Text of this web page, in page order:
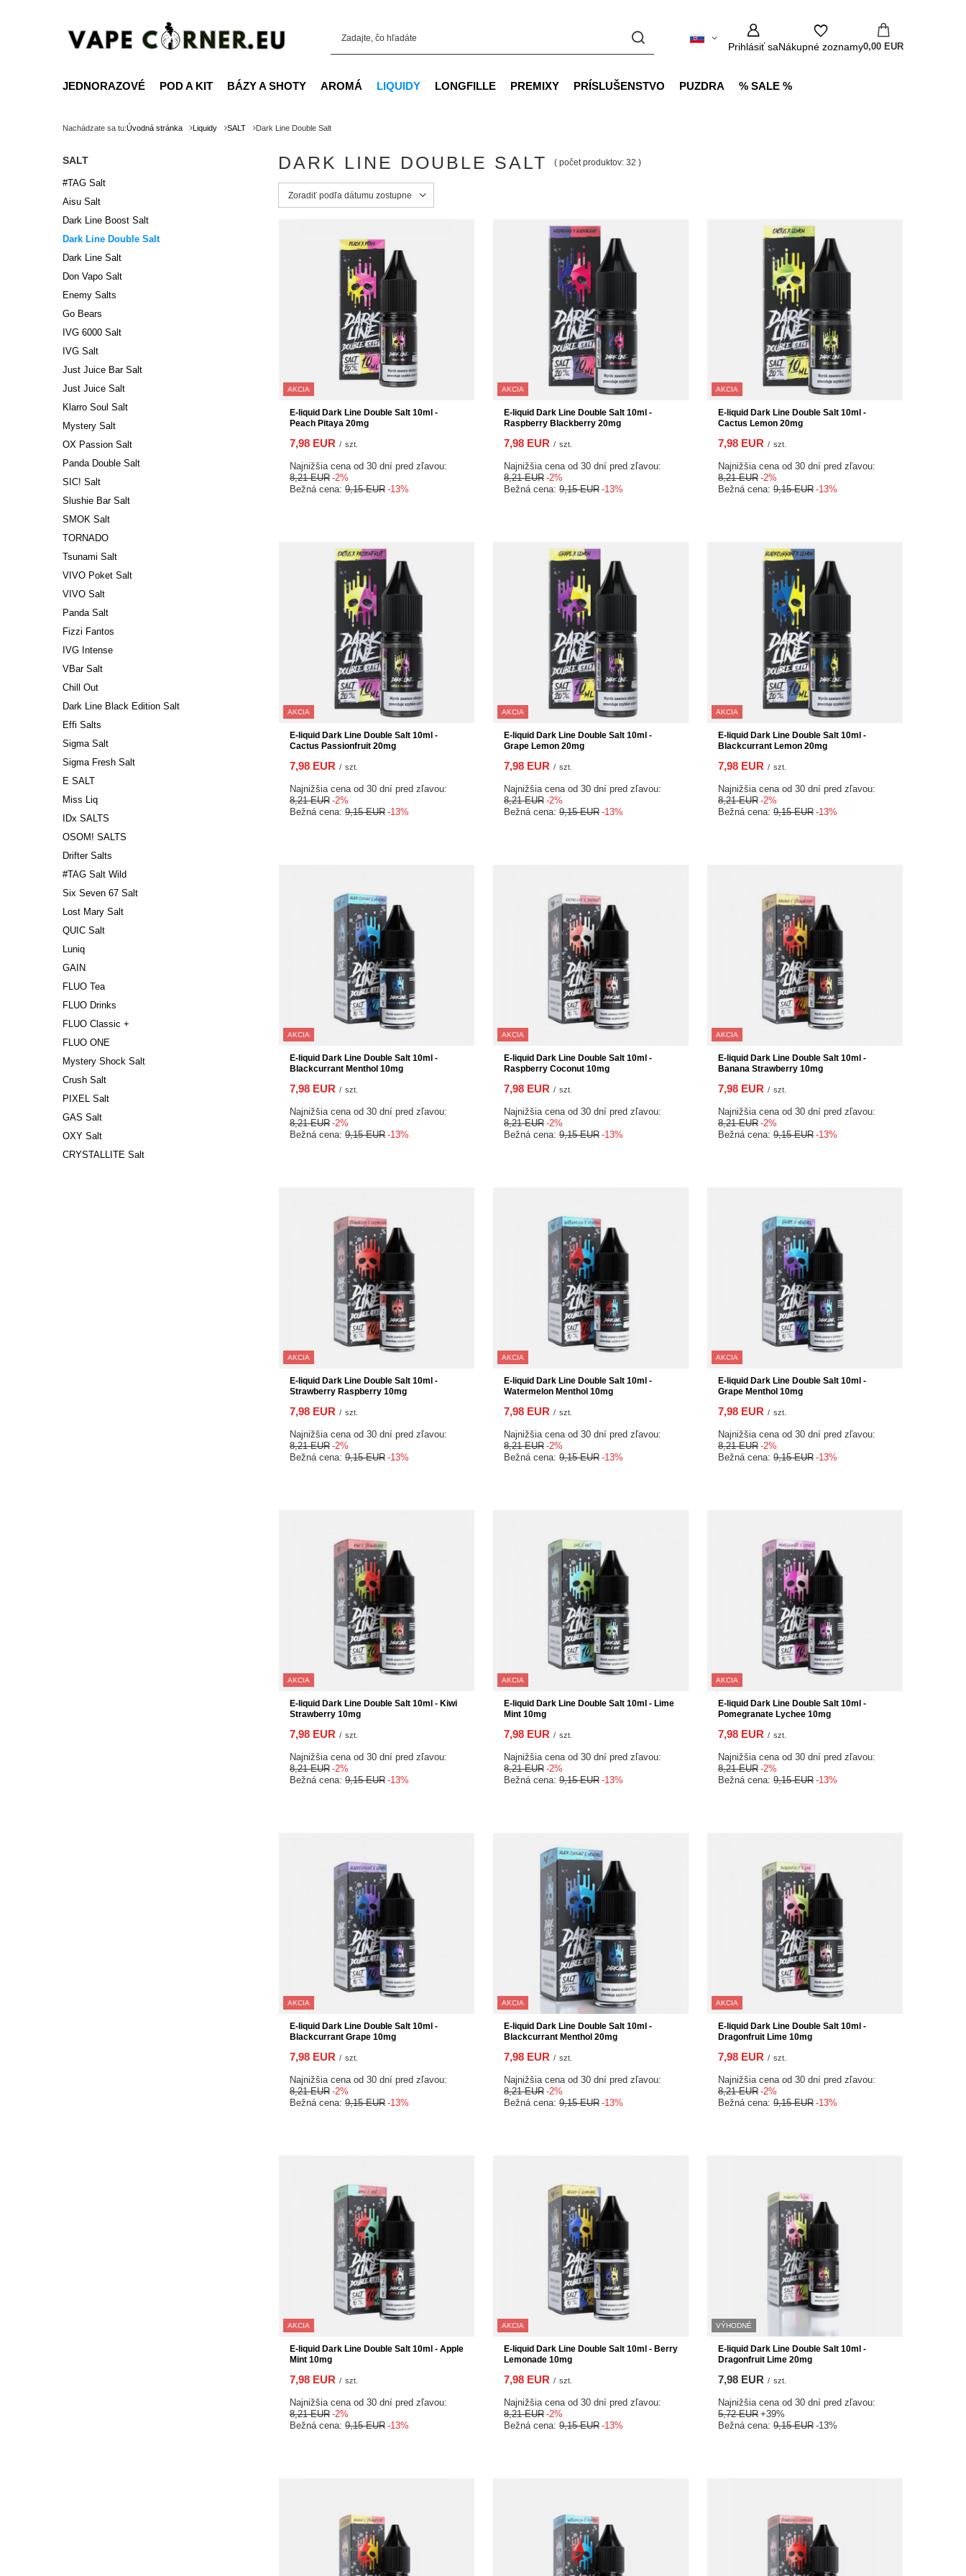
Prihlásiť saNákupné zoznamy0,00 EUR
JEDNORAZOVÉ POD A KIT BÁZY A SHOTY AROMÁ LIQUIDY LONGFILLE PREMIXY PRÍSLUŠENSTVO PUZDRA % SALE %
Nachádzate sa tu:Úvodná stránka Liquidy SALT Dark Line Double Salt
SALT
#TAG Salt
Aisu Salt
Dark Line Boost Salt
Dark Line Double Salt
Dark Line Salt
Don Vapo Salt
Enemy Salts
Go Bears
IVG 6000 Salt
IVG Salt
Just Juice Bar Salt
Just Juice Salt
Klarro Soul Salt
Mystery Salt
OX Passion Salt
Panda Double Salt
SIC! Salt
Slushie Bar Salt
SMOK Salt
TORNADO
Tsunami Salt
VIVO Poket Salt
VIVO Salt
Panda Salt
Fizzi Fantos
IVG Intense
VBar Salt
Chill Out
Dark Line Black Edition Salt
Effi Salts
Sigma Salt
Sigma Fresh Salt
E SALT
Miss Liq
IDx SALTS
OSOM! SALTS
Drifter Salts
#TAG Salt Wild
Six Seven 67 Salt
Lost Mary Salt
QUIC Salt
Luniq
GAIN
FLUO Tea
FLUO Drinks
FLUO Classic +
FLUO ONE
Mystery Shock Salt
Crush Salt
PIXEL Salt
GAS Salt
OXY Salt
CRYSTALLITE Salt
DARK LINE DOUBLE SALT ( počet produktov: 32 )
Zmień sortowanie
Zoradiť podľa dátumu zostupne
AKCIA
E-liquid Dark Line Double Salt 10ml -
Peach Pitaya 20mg
7,98 EUR / szt.
Najnižšia cena od 30 dní pred zľavou:
8,21 EUR -2%
Bežná cena: 9,15 EUR -13%
AKCIA
E-liquid Dark Line Double Salt 10ml -
Raspberry Blackberry 20mg
7,98 EUR / szt.
Najnižšia cena od 30 dní pred zľavou:
8,21 EUR -2%
Bežná cena: 9,15 EUR -13%
AKCIA
E-liquid Dark Line Double Salt 10ml -
Cactus Lemon 20mg
7,98 EUR / szt.
Najnižšia cena od 30 dní pred zľavou:
8,21 EUR -2%
Bežná cena: 9,15 EUR -13%
AKCIA
E-liquid Dark Line Double Salt 10ml -
Cactus Passionfruit 20mg
7,98 EUR / szt.
Najnižšia cena od 30 dní pred zľavou:
8,21 EUR -2%
Bežná cena: 9,15 EUR -13%
AKCIA
E-liquid Dark Line Double Salt 10ml -
Grape Lemon 20mg
7,98 EUR / szt.
Najnižšia cena od 30 dní pred zľavou:
8,21 EUR -2%
Bežná cena: 9,15 EUR -13%
AKCIA
E-liquid Dark Line Double Salt 10ml -
Blackcurrant Lemon 20mg
7,98 EUR / szt.
Najnižšia cena od 30 dní pred zľavou:
8,21 EUR -2%
Bežná cena: 9,15 EUR -13%
AKCIA
E-liquid Dark Line Double Salt 10ml -
Blackcurrant Menthol 10mg
7,98 EUR / szt.
Najnižšia cena od 30 dní pred zľavou:
8,21 EUR -2%
Bežná cena: 9,15 EUR -13%
AKCIA
E-liquid Dark Line Double Salt 10ml -
Raspberry Coconut 10mg
7,98 EUR / szt.
Najnižšia cena od 30 dní pred zľavou:
8,21 EUR -2%
Bežná cena: 9,15 EUR -13%
AKCIA
E-liquid Dark Line Double Salt 10ml -
Banana Strawberry 10mg
7,98 EUR / szt.
Najnižšia cena od 30 dní pred zľavou:
8,21 EUR -2%
Bežná cena: 9,15 EUR -13%
AKCIA
E-liquid Dark Line Double Salt 10ml -
Strawberry Raspberry 10mg
7,98 EUR / szt.
Najnižšia cena od 30 dní pred zľavou:
8,21 EUR -2%
Bežná cena: 9,15 EUR -13%
AKCIA
E-liquid Dark Line Double Salt 10ml -
Watermelon Menthol 10mg
7,98 EUR / szt.
Najnižšia cena od 30 dní pred zľavou:
8,21 EUR -2%
Bežná cena: 9,15 EUR -13%
AKCIA
E-liquid Dark Line Double Salt 10ml -
Grape Menthol 10mg
7,98 EUR / szt.
Najnižšia cena od 30 dní pred zľavou:
8,21 EUR -2%
Bežná cena: 9,15 EUR -13%
AKCIA
E-liquid Dark Line Double Salt 10ml - Kiwi
Strawberry 10mg
7,98 EUR / szt.
Najnižšia cena od 30 dní pred zľavou:
8,21 EUR -2%
Bežná cena: 9,15 EUR -13%
AKCIA
E-liquid Dark Line Double Salt 10ml - Lime
Mint 10mg
7,98 EUR / szt.
Najnižšia cena od 30 dní pred zľavou:
8,21 EUR -2%
Bežná cena: 9,15 EUR -13%
AKCIA
E-liquid Dark Line Double Salt 10ml -
Pomegranate Lychee 10mg
7,98 EUR / szt.
Najnižšia cena od 30 dní pred zľavou:
8,21 EUR -2%
Bežná cena: 9,15 EUR -13%
AKCIA
E-liquid Dark Line Double Salt 10ml -
Blackcurrant Grape 10mg
7,98 EUR / szt.
Najnižšia cena od 30 dní pred zľavou:
8,21 EUR -2%
Bežná cena: 9,15 EUR -13%
AKCIA
E-liquid Dark Line Double Salt 10ml -
Blackcurrant Menthol 20mg
7,98 EUR / szt.
Najnižšia cena od 30 dní pred zľavou:
8,21 EUR -2%
Bežná cena: 9,15 EUR -13%
AKCIA
E-liquid Dark Line Double Salt 10ml -
Dragonfruit Lime 10mg
7,98 EUR / szt.
Najnižšia cena od 30 dní pred zľavou:
8,21 EUR -2%
Bežná cena: 9,15 EUR -13%
AKCIA
E-liquid Dark Line Double Salt 10ml - Apple
Mint 10mg
7,98 EUR / szt.
Najnižšia cena od 30 dní pred zľavou:
8,21 EUR -2%
Bežná cena: 9,15 EUR -13%
AKCIA
E-liquid Dark Line Double Salt 10ml - Berry
Lemonade 10mg
7,98 EUR / szt.
Najnižšia cena od 30 dní pred zľavou:
8,21 EUR -2%
Bežná cena: 9,15 EUR -13%
VÝHODNÉ
E-liquid Dark Line Double Salt 10ml -
Dragonfruit Lime 20mg
7,98 EUR / szt.
Najnižšia cena od 30 dní pred zľavou:
5,72 EUR +39%
Bežná cena: 9,15 EUR -13%